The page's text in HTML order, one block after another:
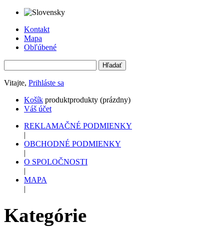
Kontakt
Mapa
Obľúbené
Vitajte, Prihláste sa
Košík produktprodukty (prázdny)
Váš účet
REKLAMAČNÉ PODMIENKY
|
OBCHODNÉ PODMIENKY
|
O SPOLOČNOSTI
|
MAPA
|
Kategórie